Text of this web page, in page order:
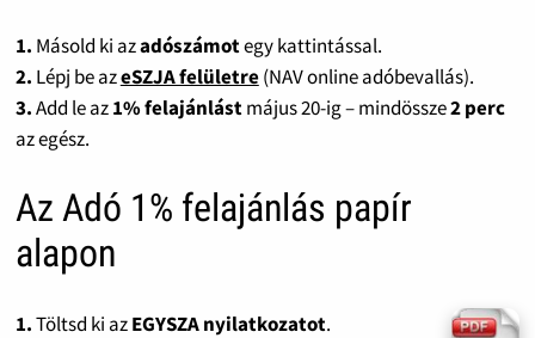
1. Másold ki azadószámotegy kattintással.
2. Lépj be azeSZJA felületre(NAV online adóbevallás).
3.Add le az1% felajánlástmájus 20-ig – mindössze2 perc
az egész.
Az Adó 1% felajánlás papír
alapon
1.Töltsd ki azEGYSZA nyilatkozatot.